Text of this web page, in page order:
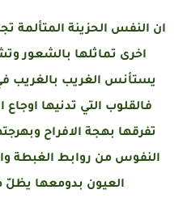
ان النفس الحزينة المتألمة
اخرى تماثلها بالشعور
يستأنس الغريب بالغريب
فالقلوب التي تدنيها
تفرقها بهجة الافراح
النفوس من روابط الغبطة
العيون بدومعها يظلّ